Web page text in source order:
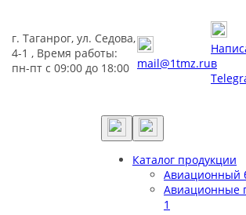
г. Таганрог, ул. Седова,
4-1 , Время работы:
пн-пт с 09:00 до 18:00 mail@1tmz.ruв
Каталог продукции
Авиационный
Авиационные
1